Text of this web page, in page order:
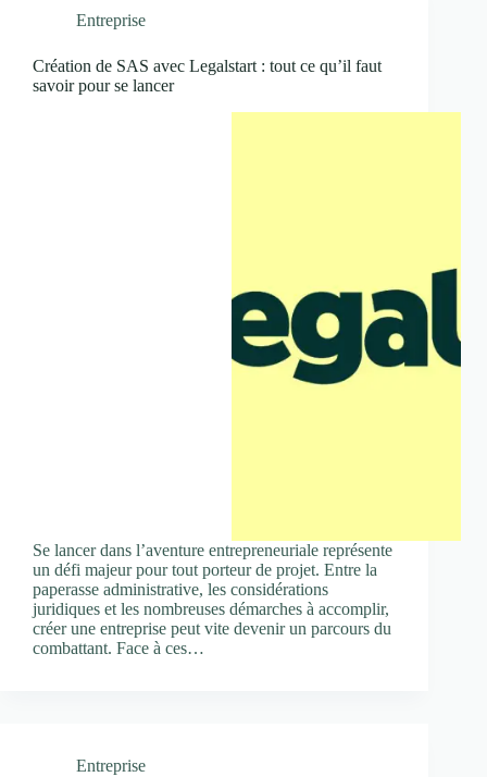
Entreprise
Création de SAS avec Legalstart : tout ce qu’il faut
savoir pour se lancer
Se lancer dans l’aventure entrepreneuriale représente
un défi majeur pour tout porteur de projet. Entre la
paperasse administrative, les considérations
juridiques et les nombreuses démarches à accomplir,
créer une entreprise peut vite devenir un parcours du
combattant. Face à ces…
Entreprise